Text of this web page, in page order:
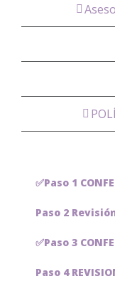
✅Paso 1
Paso 2
✅Paso 3
Paso 4